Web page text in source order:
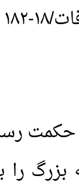
حکمت
را